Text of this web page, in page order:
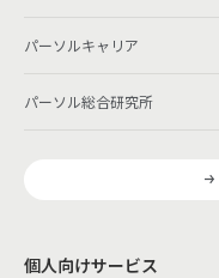
パーソルキャリア
パーソル総合研究所
個人向けサービス